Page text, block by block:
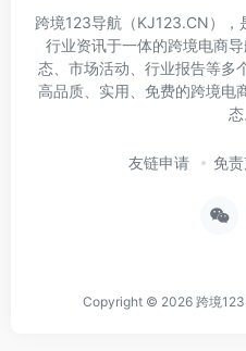
跨境123导航（KJ123.CN），
行业资讯于一体的跨境电商
态、市场活动、行业报告等多
高品质、实用、免费的跨境电
态
友链申请 免
Copyright © 2026 跨境123